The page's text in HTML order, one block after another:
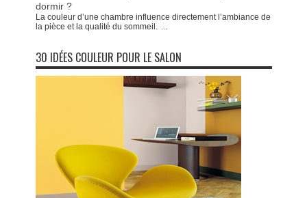
dormir ?
La couleur d’une chambre influence directement l’ambiance de
la pièce et la qualité du sommeil. ...
30 IDÉES COULEUR POUR LE SALON